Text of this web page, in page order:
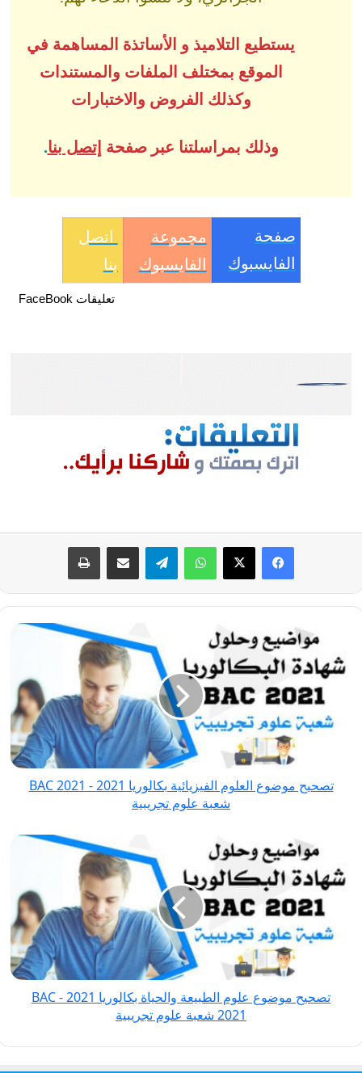
يستطيع التلاميذ و الأساتذة المساهمة في
الموقع بمختلف الملفات والمستندات
وكذلك الفروض والاختبارات
وذلك بمراسلتنا عبر صفحة إتصل بنا.
صفحة
الفايسبوك
مجموعة
الفايسبوك
اتصل
بنا
تعليقات FaceBook
فيسبوك
‫X واتسابتيلقراممشاركة عبر البريد طباعة
تصحيح
العلوم
الفيزيائية
بكالوريا
2021
2021
تجريبية
تصحيح موضوع العلوم الفيزيائية بكالوريا 2021 - BAC 2021
شعبة علوم تجريبية
تصحيح
علوم
الطبيعة
والحياة
بكالوريا
BAC
تصحيح موضوع علوم الطبيعة والحياة بكالوريا 2021 - BAC
2021 شعبة علوم تجريبية